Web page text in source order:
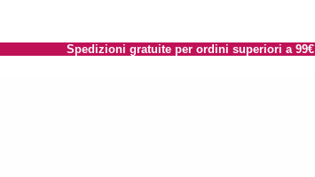
Spedizioni gratuite per ordini superiori a 99€